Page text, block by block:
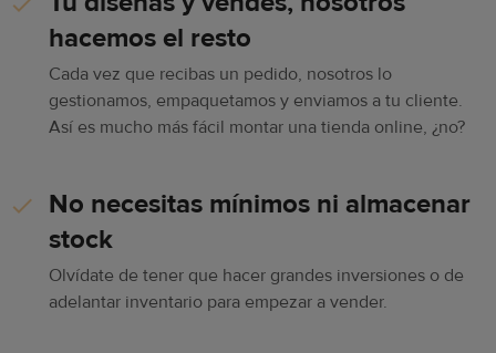
hacemos el resto
Cada vez que recibas un pedido, nosotros lo
gestionamos, empaquetamos y enviamos a tu cliente.
Así es mucho más fácil montar una tienda online, ¿no?
No necesitas mínimos ni almacenar
stock
Olvídate de tener que hacer grandes inversiones o de
adelantar inventario para empezar a vender.